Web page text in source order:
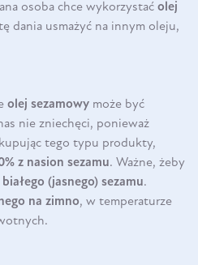
osoba chce wykorzystać olej
dania usmażyć na innym oleju,
olej sezamowy może być
nie zniechęci, ponieważ
tego typu produkty,
z nasion sezamu. Ważne, żeby
(jasnego) sezamu.
na zimno, w temperaturze